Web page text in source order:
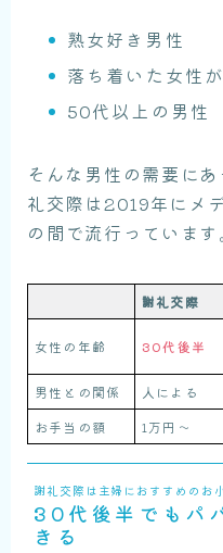
熟女好き男性
落ち着いた女性
50代以上の男性
そんな男性の需要に
礼交際は2019年にメ
の間で流行っています
謝礼交際
女性の年齢 30代後半
男性との関係 人による
お手当の額
1万円〜
謝礼交際は主婦におすすめのお
30代後半でもパ
きる